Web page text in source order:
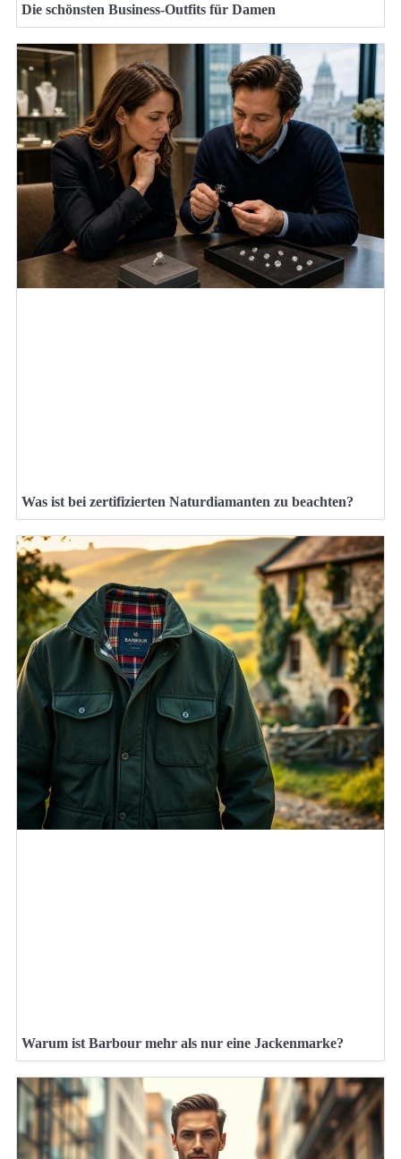
Die schönsten Business-Outfits für Damen
Was ist bei zertifizierten Naturdiamanten zu beachten?
Warum ist Barbour mehr als nur eine Jackenmarke?